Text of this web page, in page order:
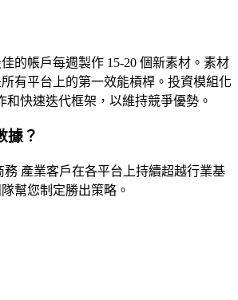
的帳戶每週製作 15-20 個新素材。素材
有平台上的第一效能槓桿。投資模組化
和快速迭代框架，以維持競爭優勢。
據？
務 產業客戶在各平台上持續超越行業基
幫您制定勝出策略。